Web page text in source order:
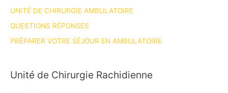
UNITÉ DE CHIRURGIE AMBULATOIRE
QUESTIONS RÉPONSES
PRÉPARER VOTRE SÉJOUR EN AMBULATOIRE
Unité de Chirurgie Rachidienne